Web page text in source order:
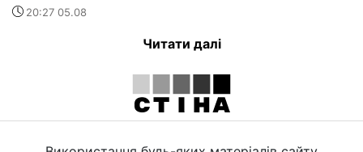
20:27 05.08
Читати далі